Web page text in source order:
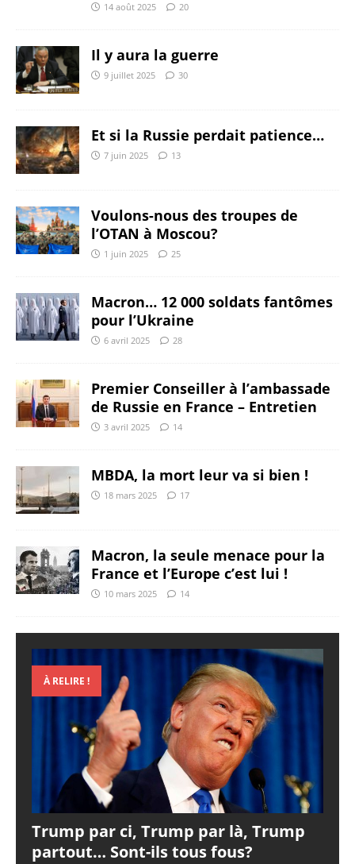
14 août 2025 20
Il y aura la guerre
9 juillet 2025 30
Et si la Russie perdait patience…
7 juin 2025 13
Voulons-nous des troupes de
l’OTAN à Moscou?
1 juin 2025 25
Macron… 12 000 soldats fantômes
pour l’Ukraine
6 avril 2025 28
Premier Conseiller à l’ambassade
de Russie en France – Entretien
3 avril 2025 14
MBDA, la mort leur va si bien !
18 mars 2025 17
Macron, la seule menace pour la
France et l’Europe c’est lui !
10 mars 2025 14
À RELIRE !
Trump par ci, Trump par là, Trump
partout… Sont-ils tous fous?